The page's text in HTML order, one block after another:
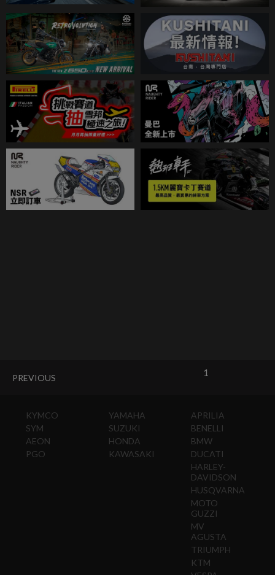
PREVIOUS 1
KYMCO
SYM
AEON
PGO
YAMAHA
SUZUKI
HONDA
KAWASAKI
APRILIA
BENELLI
BMW
DUCATI
HARLEY-
DAVIDSON
HUSQVARNA
MOTO
GUZZI
MV
AGUSTA
TRIUMPH
KTM